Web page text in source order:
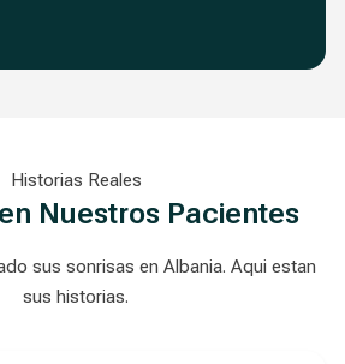
Historias Reales
Nuestros Pacientes
sus sonrisas en Albania. Aqui estan
sus historias.